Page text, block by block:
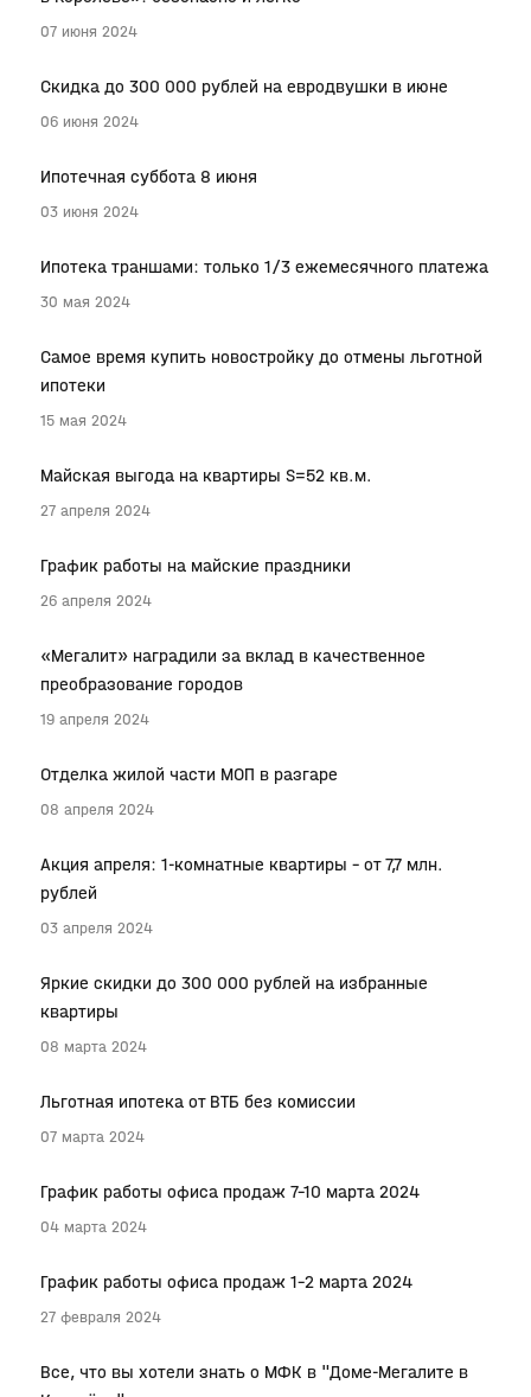
07 июня 2024
Скидка до 300 000 рублей на евродвушки в июне
06 июня 2024
Ипотечная суббота 8 июня
03 июня 2024
Ипотека траншами: только 1/3 ежемесячного платежа
30 мая 2024
Самое время купить новостройку до отмены льготной
ипотеки
15 мая 2024
Майская выгода на квартиры S=52 кв.м.
27 апреля 2024
График работы на майские праздники
26 апреля 2024
«Мегалит» наградили за вклад в качественное
преобразование городов
19 апреля 2024
Отделка жилой части МОП в разгаре
08 апреля 2024
Акция апреля: 1-комнатные квартиры – от 7,7 млн.
рублей
03 апреля 2024
Яркие скидки до 300 000 рублей на избранные
квартиры
08 марта 2024
Льготная ипотека от ВТБ без комиссии
07 марта 2024
График работы офиса продаж 7-10 марта 2024
04 марта 2024
График работы офиса продаж 1-2 марта 2024
27 февраля 2024
Все, что вы хотели знать о МФК в "Доме-Мегалите в